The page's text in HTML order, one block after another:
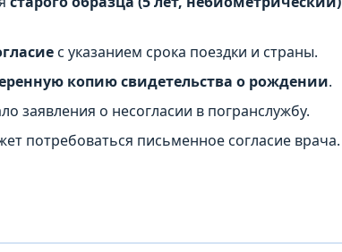
с указанием срока поездки и страны.
копию свидетельства о рождении.
заявления о несогласии в погранслужбу.
потребоваться письменное согласие врача.